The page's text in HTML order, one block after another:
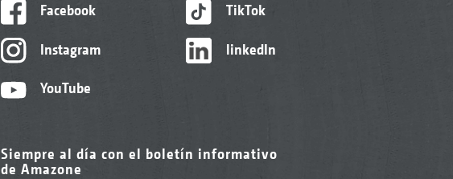
Facebook
Instagram
YouTube
TikTok
linkedIn
Siempre al día con el boletín informativo
de Amazone